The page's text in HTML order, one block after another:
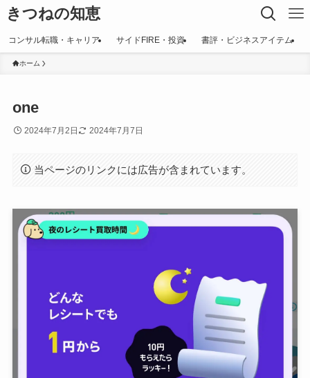
きつねの知恵
コンサル転職・キャリア サイドFIRE・投資 書評・ビジネスアイテム
ホーム
one
2024年7月2日 2024年7月7日
当ページのリンクには広告が含まれています。